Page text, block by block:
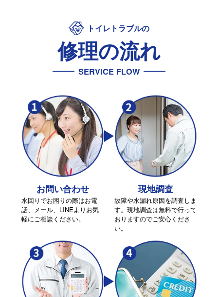
トイレトラブルの
修理の流れ
SERVICE FLOW
お問い合わせ
水回りでお困りの際はお電
話、メール、LINEよりお気
軽にご相談ください。
現地調査
故障や水漏れ原因を調査しま
す。現地調査は無料で行って
おりますのでご安心くださ
い。